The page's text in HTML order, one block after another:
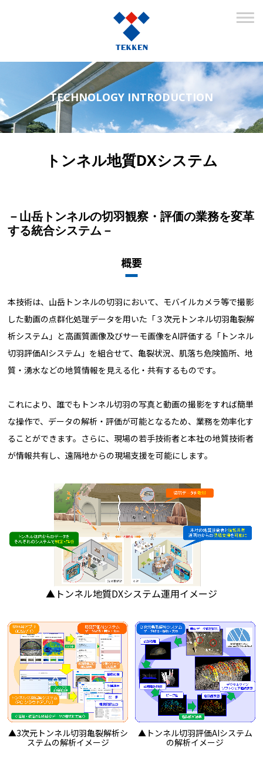
TECHNOLOGY INTRODUCTION
トンネル地質DXシステム
－山岳トンネルの切羽観察・評価の業務を変革
する統合システム－
概要
本技術は、山岳トンネルの切羽において、モバイルカメラ等で撮影
した動画の点群化処理データを用いた「３次元トンネル切羽亀裂解
析システム」と高画質画像及びサーモ画像をAI評価する「トンネル
切羽評価AIシステム」を組合せて、亀裂状況、肌落ち危険箇所、地
質・湧水などの地質情報を見える化・共有するものです。
これにより、誰でもトンネル切羽の写真と動画の撮影をすれば簡単
な操作で、データの解析・評価が可能となるため、業務を効率化す
ることができます。さらに、現場の若手技術者と本社の地質技術者
が情報共有し、遠隔地からの現場支援を可能にします。
▲トンネル地質DXシステム運用イメージ
▲3次元トンネル切羽亀裂解析シ
ステムの解析イメージ
▲トンネル切羽評価AIシステム
の解析イメージ